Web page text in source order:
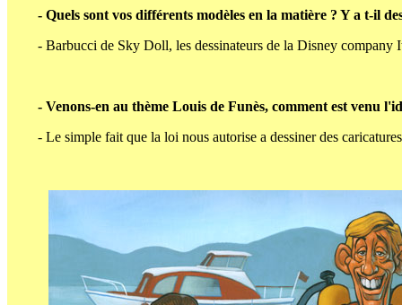
- Quels sont vos différents modèles en la matière ? Y a t-il
- Barbucci de Sky Doll, les dessinateurs de la Disney company
- Venons-en au thème Louis de Funès, comment est venu
- Le simple fait que la loi nous autorise a dessiner des